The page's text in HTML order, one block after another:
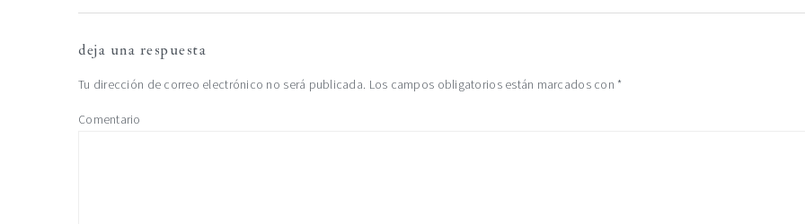
deja una respuesta
Tu dirección de correo electrónico no será publicada. Los campos obligatorios están marcados con *
Comentario